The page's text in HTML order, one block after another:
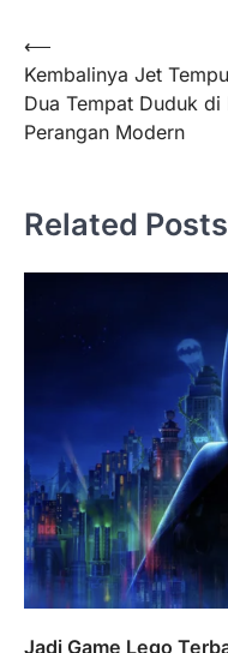
Navigasi
pos
⟵
Kembalinya Jet
Dua Tempat Duduk di
Perangan Modern
Related Posts
Jadi Game Lego